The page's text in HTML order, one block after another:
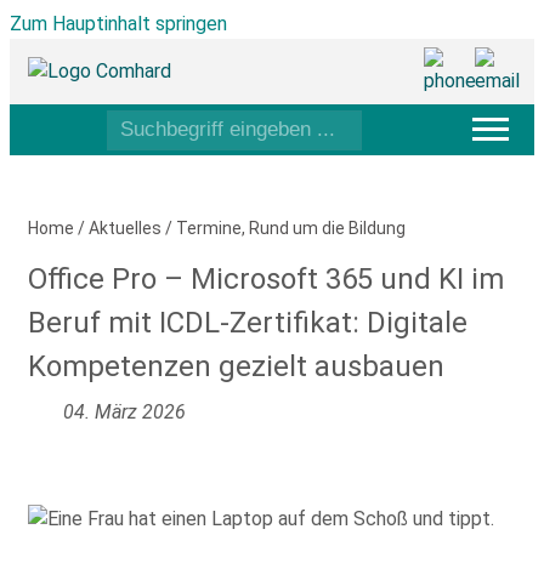
Zum Hauptinhalt springen
Home /Aktuelles / Termine, Rund um die Bildung
Office Pro – Microsoft 365 und KI im
Beruf mit ICDL-Zertifikat: Digitale
Kompetenzen gezielt ausbauen
04. März 2026